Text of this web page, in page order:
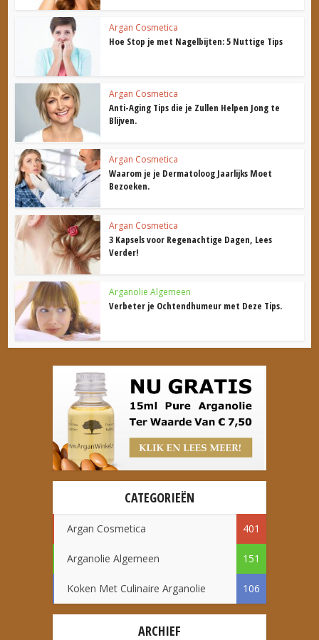
Argan Cosmetica
Hoe Stop je met Nagelbijten: 5 Nuttige Tips
Argan Cosmetica
Anti-Aging Tips die je Zullen Helpen Jong te
Blijven.
Argan Cosmetica
Waarom je je Dermatoloog Jaarlijks Moet
Bezoeken.
Argan Cosmetica
3 Kapsels voor Regenachtige Dagen, Lees
Verder!
Arganolie Algemeen
Verbeter je Ochtendhumeur met Deze Tips.
CATEGORIEËN
Argan Cosmetica 401
Arganolie Algemeen 151
Koken Met Culinaire Arganolie 106
ARCHIEF